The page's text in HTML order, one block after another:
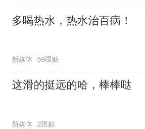
多喝热水，热水治百病！
新媒体 69跟贴
这滑的挺远的哈，棒棒哒
新媒体 2跟贴